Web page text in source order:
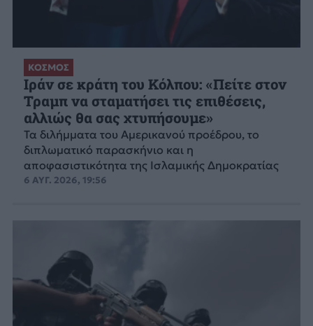
ΚΟΣΜΟΣ
Ιράν σε κράτη του Κόλπου: «Πείτε στον
Τραμπ να σταματήσει τις επιθέσεις,
αλλιώς θα σας χτυπήσουμε»
Τα διλήμματα του Αμερικανού προέδρου, το
διπλωματικό παρασκήνιο και η
αποφασιστικότητα της Ισλαμικής Δημοκρατίας
6 ΑΥΓ. 2026, 19:56